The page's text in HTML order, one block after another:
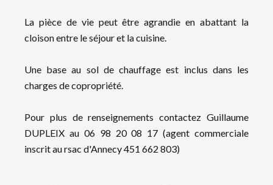
La pièce de vie peut être agrandie en abattant la
cloison entre le séjour et la cuisine.
Une base au sol de chauffage est inclus dans les
charges de copropriété.
Pour plus de renseignements contactez Guillaume
DUPLEIX au 06 98 20 08 17 (agent commerciale
inscrit au rsac d'Annecy 451 662 803)